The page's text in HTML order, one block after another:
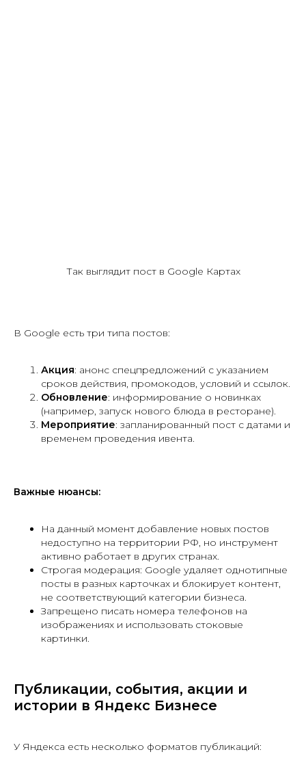
Так выглядит пост в Google Картах
В Google есть три типа постов:
Акция: анонс спецпредложений с указанием
сроков действия, промокодов, условий и ссылок.
Обновление: информирование о новинках
(например, запуск нового блюда в ресторане).
Мероприятие: запланированный пост с датами и
временем проведения ивента.
Важные нюансы:
На данный момент добавление новых постов
недоступно на территории РФ, но инструмент
активно работает в других странах.
Строгая модерация: Google удаляет однотипные
посты в разных карточках и блокирует контент,
не соответствующий категории бизнеса.
Запрещено писать номера телефонов на
изображениях и использовать стоковые
картинки.
Публикации, события, акции и
истории в Яндекс Бизнесе
У Яндекса есть несколько форматов публикаций: